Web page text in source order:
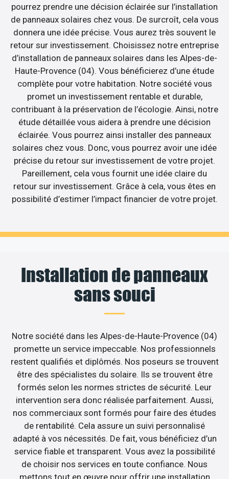
pourrez prendre une décision éclairée sur l’installation
de panneaux solaires chez vous. De surcroît, cela vous
donnera une idée précise. Vous aurez très souvent le
retour sur investissement. Choisissez notre entreprise
d’installation de panneaux solaires dans les Alpes-de-
Haute-Provence (04). Vous bénéficierez d’une étude
complète pour votre habitation. Notre société vous
promet un investissement rentable et durable,
contribuant à la préservation de l’écologie. Ainsi, notre
étude détaillée vous aidera à prendre une décision
éclairée. Vous pourrez ainsi installer des panneaux
solaires chez vous. Donc, vous pourrez avoir une idée
précise du retour sur investissement de votre projet.
Pareillement, cela vous fournit une idée claire du
retour sur investissement. Grâce à cela, vous êtes en
possibilité d’estimer l’impact financier de votre projet.
Installation de panneaux
sans souci
Notre société dans les Alpes-de-Haute-Provence (04)
promette un service impeccable. Nos professionnels
restent qualifiés et diplômés. Nos poseurs se trouvent
être des spécialistes du solaire. Ils se trouvent être
formés selon les normes strictes de sécurité. Leur
intervention sera donc réalisée parfaitement. Aussi,
nos commerciaux sont formés pour faire des études
de rentabilité. Cela assure un suivi personnalisé
adapté à vos nécessités. De fait, vous bénéficiez d’un
service fiable et transparent. Vous avez la possibilité
de choisir nos services en toute confiance. Nous
mettons tout en œuvre pour offrir une installation